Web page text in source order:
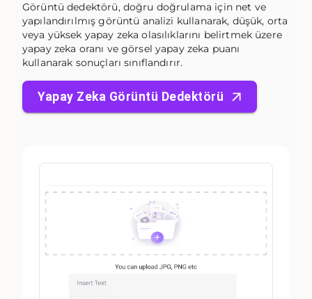
Görüntü dedektörü, doğru doğrulama için net ve
yapılandırılmış görüntü analizi kullanarak, düşük, orta
veya yüksek yapay zeka olasılıklarını belirtmek üzere
yapay zeka oranı ve görsel yapay zeka puanı
kullanarak sonuçları sınıflandırır.
Yapay Zeka Görüntü Dedektörü